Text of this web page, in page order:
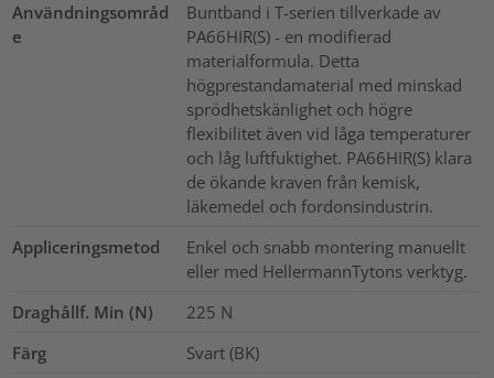
Användningsområd
e
Buntband i T-serien tillverkade av
PA66HIR(S) - en modifierad
materialformula. Detta
högprestandamaterial med minskad
sprödhetskänlighet och högre
flexibilitet även vid låga temperaturer
och låg luftfuktighet. PA66HIR(S) klara
de ökande kraven från kemisk,
läkemedel och fordonsindustrin.
Appliceringsmetod
Enkel och snabb montering manuellt
eller med HellermannTytons verktyg.
Draghållf. Min (N)
225 N
Färg
Svart (BK)